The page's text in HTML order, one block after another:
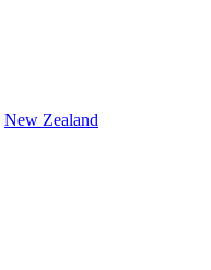
New Zealand